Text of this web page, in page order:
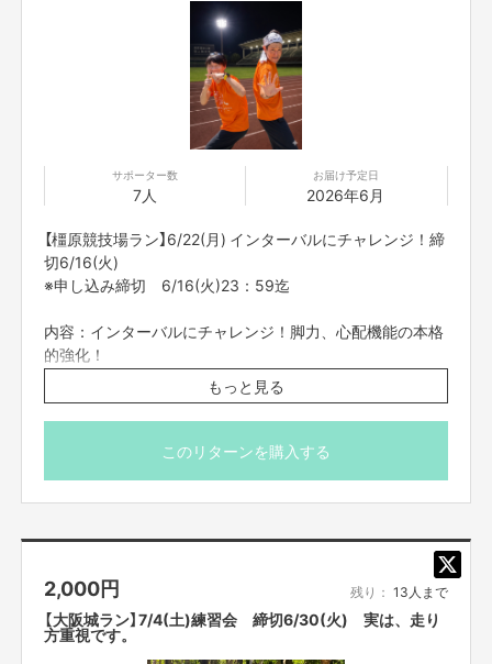
・タイトルに日付が入っているものは、
その日その時間での開催となりま
日時が違いますので注意してご支援ください。
・一度ご支援いただいたものは、キャンセルができません。
・迷惑メールの対策などでドメイン指定を行っている場合、
きない場合がございます。「@yoshimoto.co.jp」を受信設定してください。
ご理解、ご協力をお願い申し上げます。
■ご応募に関しての利用規約
・応募者は、自ら及び自らが代表となって応募した参加者全てが、
反社会的
会運動等標ぼうゴロ、特殊知能暴力集団及びこれらに準ずる団体、 並びにこ
れらの構成員等を指します。以下、同様とします。）
れら反社会的勢力との間で社会的に非難されるべき関係を有して
プロジェクト実施前及び実施中に上記に反する事態が発生した場合、いつ
でもプロジェクトの実行を中止することができ、 プランナーは一切の責任を
負担しません。
・二次利用の目的や、有料イベントやPR目的での配信イベント・
は基本的に全てNGとします。
・参加する権利の転売や譲渡は禁止とさせていただきます。ご支援いただい
たご本人のみが参加できます。
吉本興業株式会社
【所在地】
大阪市中央区難波千日前11-6
【ご支援にあたってのご注意事項】
・雨天中止の場合がございます。開催当日12:00に判断
し、ご支援者の皆さまに個別にてご連絡をさせて頂きま
・中止の場合、開催日を変更してお知らせ致します。変更
した開催日に参加できない方は、ランナーのサイン色紙を
送付させて頂きます。
・タイトルに日付が入っているものは、その日その時間で
意してご支援ください。
・一度ご支援いただいたものは、キャンセルができませ
ん。必ず予定が合うもののみご支援ください。
合、メールが受信できない場合がございます。
「@yoshimoto.co.jp」を受信設定してください。
・体温37.5℃以上のお客様は、ご入場をお断りいたしま
す。
サポーター数
7人
お届け予定日
2026年6月
【橿原競技場ラン】6/22(月) インターバルにチャレンジ！締
切6/16(火)
※申し込み締切 6/16(火)23：59迄
内容：インターバルにチャレンジ！脚力、心配機能の本格
的強化！
集合場所・橿原陸上競技場正面入口
（橿原神宮前駅から徒歩約10分）
https://www.pref.nara.jp/20164.htm
※開催日時
開始時間 19:10
終了時間 20:30
※多少の時間変更の場合もございます。
もっと見る
このリターンを購入する
2,000円 残り： 13人まで
【大阪城ラン】7/4(土)練習会 締切6/30(火) 実は、走り
方重視です。